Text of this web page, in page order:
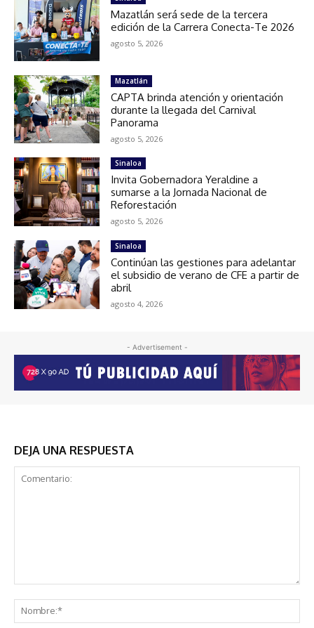
Mazatlán será sede de la tercera
edición de la Carrera Conecta-Te 2026
agosto 5, 2026
Mazatlán
CAPTA brinda atención y orientación
durante la llegada del Carnival
Panorama
agosto 5, 2026
Sinaloa
Invita Gobernadora Yeraldine a
sumarse a la Jornada Nacional de
Reforestación
agosto 5, 2026
Sinaloa
Continúan las gestiones para adelantar
el subsidio de verano de CFE a partir de
abril
agosto 4, 2026
- Advertisement -
DEJA UNA RESPUESTA